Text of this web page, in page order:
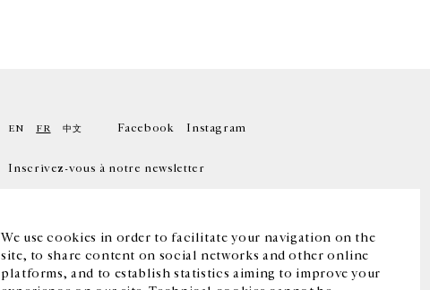
We use cookies in order to facilitate your navigation on the
site, to share content on social networks and other online
platforms, and to establish statistics aiming to improve your
EN FR 中文 Facebook Instagram
Inscrivez-vous à notre newsletter